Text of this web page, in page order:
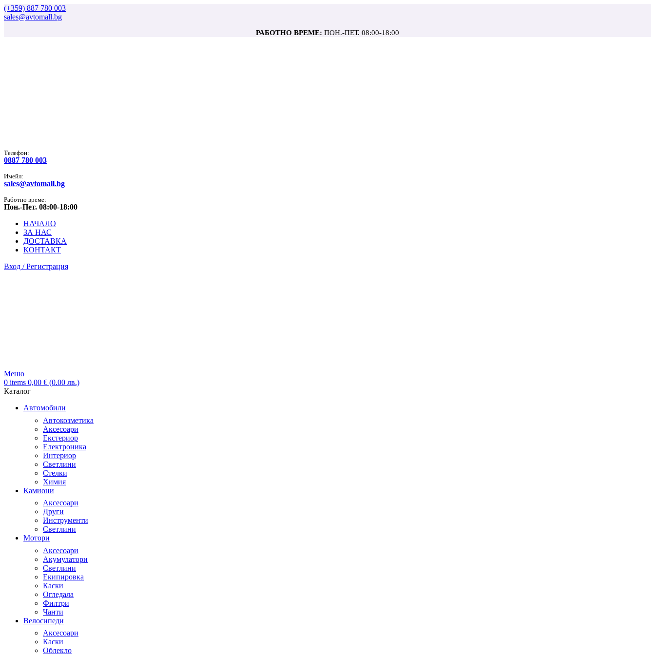
(+359) 887 780 003
sales@avtomall.bg
РАБОТНО ВРЕМЕ: ПОН.-ПЕТ. 08:00-18:00
Tелефон:
0887 780 003
Имейл:
sales@avtomall.bg
Работно време:
Пон.-Пет. 08:00-18:00
НАЧАЛО
ЗА НАС
ДОСТАВКА
КОНТАКТ
Вход / Регистрация
Меню
0 items 0,00 € (0.00 лв.)
Каталог
Автомобили
Автокозметика
Аксесоари
Екстериор
Електроника
Интериор
Светлини
Стелки
Химия
Камиони
Аксесоари
Други
Инструменти
Светлини
Мотори
Аксесоари
Акумулатори
Светлини
Екипировка
Каски
Огледала
Филтри
Чанти
Велосипеди
Аксесоари
Каски
Облекло